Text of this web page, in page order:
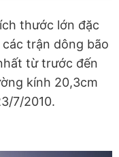
thước lớn đặc
trận dông bão
từ trước đến
kính 20,3cm
7/2010.